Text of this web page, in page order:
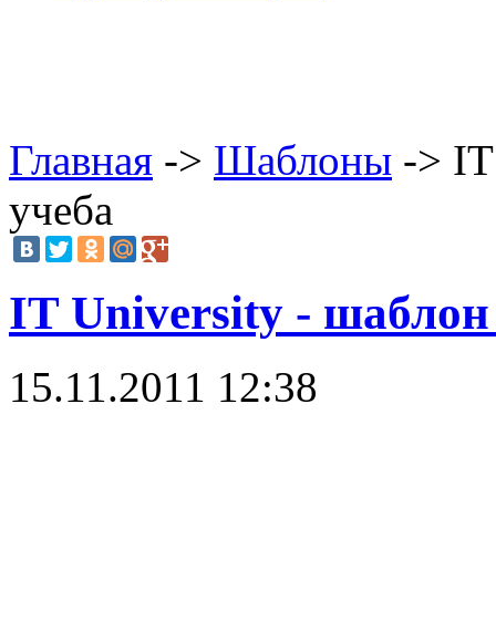
Главная -> Шаблоны ->
учеба
IT University - шаблон
15.11.2011 12:38